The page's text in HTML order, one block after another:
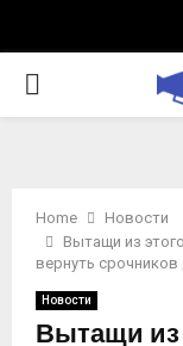
PRIMARY
Home
Новости
Вытащи из
вернуть
Новости
Вытащи из